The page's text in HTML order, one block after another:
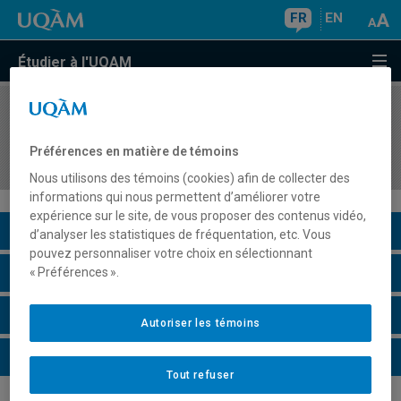
FR EN
Étudier à l'UQAM
COURS//
de l'art
Description du cours
Horaire - Été 2026
Horaire - Automne 2026
Horaire - Hiver 2027
Préférences en matière de témoins
Nous utilisons des témoins (cookies) afin de collecter des
informations qui nous permettent d’améliorer votre
expérience sur le site, de vous proposer des contenus vidéo,
d’analyser les statistiques de fréquentation, etc. Vous
pouvez personnaliser votre choix en sélectionnant
« Préférences ».
Tout refuser
Autoriser les témoins